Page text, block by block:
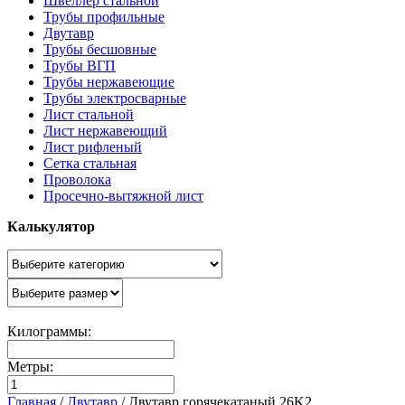
Трубы профильные
Двутавр
Трубы бесшовные
Трубы ВГП
Трубы нержавеющие
Трубы электросварные
Лист стальной
Лист нержавеющий
Лист рифленый
Сетка стальная
Проволока
Просечно-вытяжной лист
Калькулятор
Килограммы:
Метры:
Главная / Двутавр / Двутавр горячекатаный 26K2